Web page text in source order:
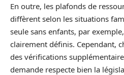
En outre, les plafonds de
diffèrent selon les situations
seule sans enfants, par
clairement définis. Cependant,
des vérifications
demande respecte bien la